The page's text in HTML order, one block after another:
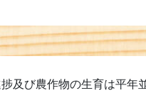
び農作物の生育は平年